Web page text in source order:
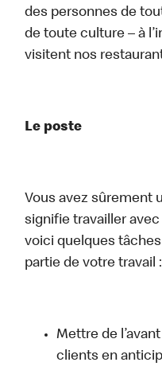
des personnes de
de toute culture – à
visitent nos
Le poste
Vous avez sûrement
signifie travailler
voici quelques
partie de votre travail :
Mettre de
clients en